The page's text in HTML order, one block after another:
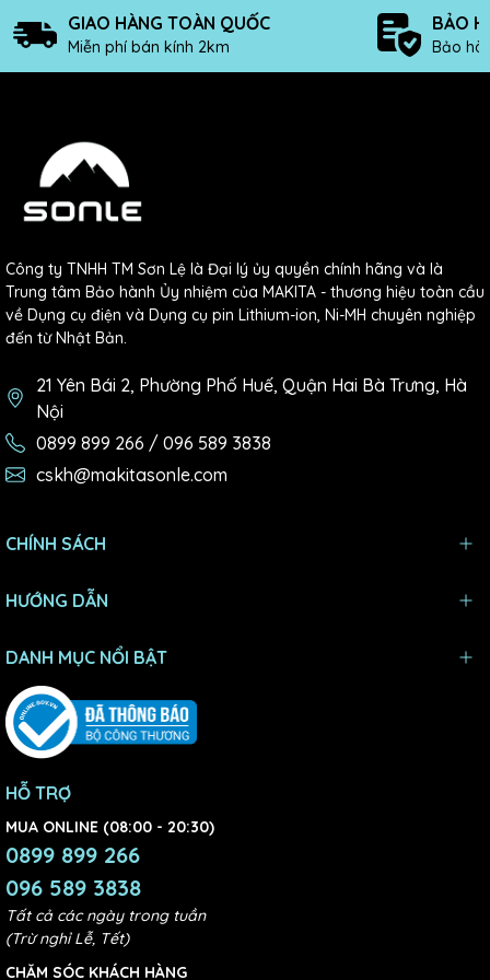
Mọi nhu cầu xin liên hệ:
nhanh chóng.
21 Yên Bái 2, Phường Phố Huế, Quận Hai Bà Trưng,
GIAO HÀNG TOÀN QUỐC
Miễn phí bán kính 2km
BẢO
Bảo
Công ty TNHH TM Sơn Lệ là Đại lý ủy quyền chính hãng và là
Trung tâm Bảo hành Ủy nhiệm của MAKITA - thương hiệu toàn cầu
về Dụng cụ điện và Dụng cụ pin Lithium-ion, Ni-MH chuyên nghiệp
đến từ Nhật Bản.
21 Yên Bái 2, Phường Phố Huế, Quận Hai Bà Trưng, Hà
Nội
0899 899 266 / 096 589 3838
cskh@makitasonle.com
CHÍNH SÁCH
HƯỚNG DẪN
DANH MỤC NỔI BẬT
HỖ TRỢ
MUA ONLINE (08:00 - 20:30)
0899 899 266
096 589 3838
Tất cả các ngày trong tuần
(Trừ nghỉ Lễ, Tết)
CHĂM SÓC KHÁCH HÀNG